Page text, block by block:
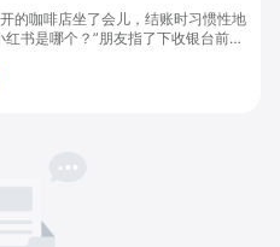
的咖啡店坐了会儿，结账时习惯性地
红书是哪个？”朋友指了下收银台前的
碰一下就行了。” 我把手机轻轻一贴
红书打开、主页呈现，一气呵成。